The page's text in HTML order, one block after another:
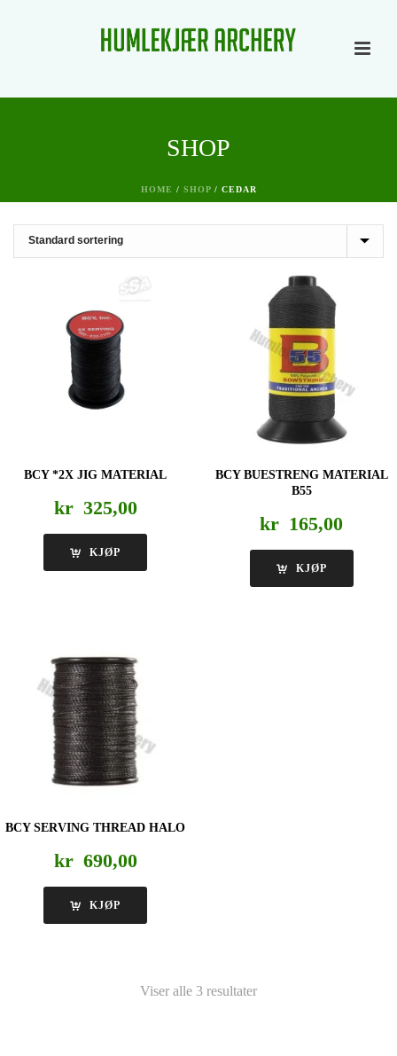
SHOP
HOME / SHOP/ CEDAR
BCY *2X JIG MATERIAL
kr 325,00
KJØP
BCY BUESTRENG MATERIAL
B55
kr 165,00
KJØP
BCY SERVING THREAD HALO
kr 690,00
KJØP
Viser alle 3 resultater